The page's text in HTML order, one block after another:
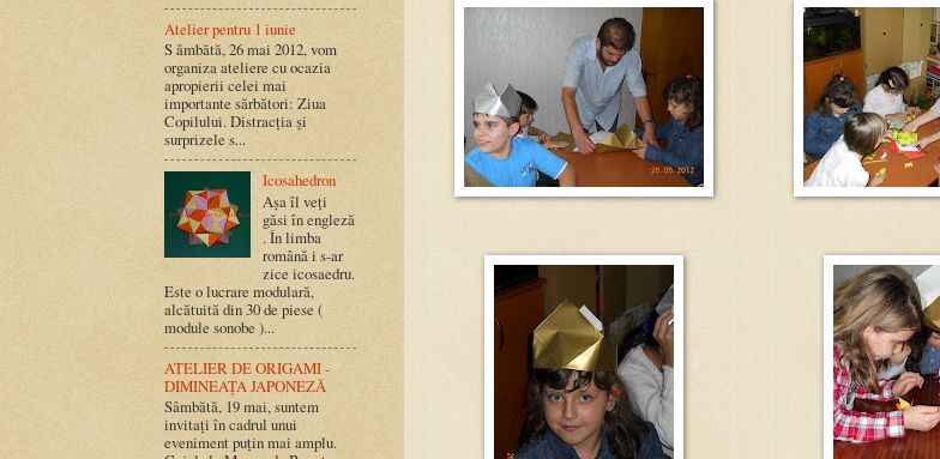
Atelier pentru 1 iunie
S âmbătă, 26 mai 2012, vom
organiza ateliere cu ocazia
apropierii celei mai
importante sărbători: Ziua
Copilului. Distracția și
surprizele s...
Icosahedron
Așa îl veți
găsi în engleză
. În limba
română i s-ar
zice icosaedru.
Este o lucrare modulară,
alcătuită din 30 de piese (
module sonobe )...
ATELIER DE ORIGAMI -
DIMINEAȚA JAPONEZĂ
Sâmbătă, 19 mai, suntem
invitați în cadrul unui
eveniment puțin mai amplu.